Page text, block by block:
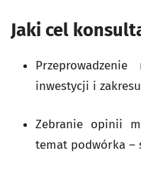
Jaki cel
inwestycji i
Zebranie opinii
temat podwórka –